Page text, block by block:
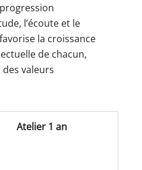
l’écoute et le
la croissance
de chacun,
valeurs
Atelier 1 an